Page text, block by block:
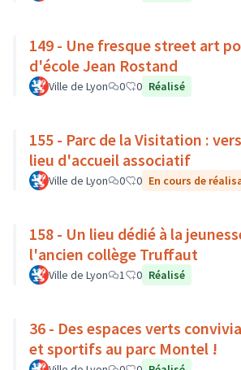
149 - Une fresque street art
d'école Jean Rostand
Ville de Lyon 0 0 Réalisé
155 - Parc de la Visitation :
lieu d'accueil associatif
Ville de Lyon 0 0 En cours de
158 - Un lieu dédié à la
l'ancien collège Truffaut
Ville de Lyon 1 0 Réalisé
36 - Des espaces verts
et sportifs au parc Montel !